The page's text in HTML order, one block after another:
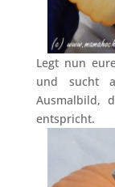
Legt nun
und sucht
Ausmalbild,
entspricht.